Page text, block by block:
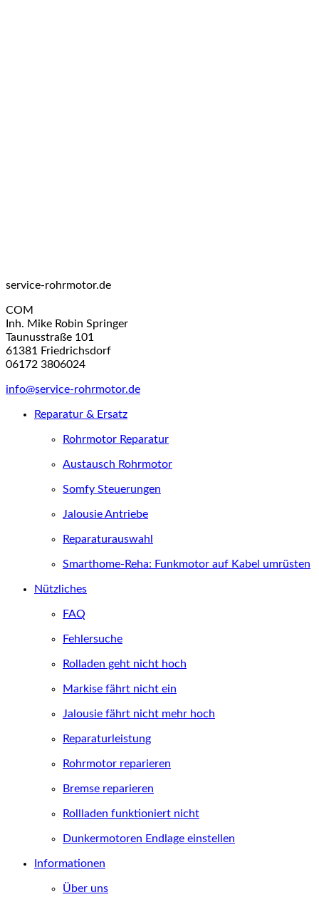
service-rohrmotor.de
COM
Inh. Mike Robin Springer
Taunusstraße 101
61381 Friedrichsdorf
06172 3806024
info@service-rohrmotor.de
Reparatur & Ersatz
Rohrmotor Reparatur
Austausch Rohrmotor
Somfy Steuerungen
Jalousie Antriebe
Reparaturauswahl
Smarthome-Reha: Funkmotor auf Kabel umrüsten
Nützliches
FAQ
Fehlersuche
Rolladen geht nicht hoch
Markise fährt nicht ein
Jalousie fährt nicht mehr hoch
Reparaturleistung
Rohrmotor reparieren
Bremse reparieren
Rollladen funktioniert nicht
Dunkermotoren Endlage einstellen
Informationen
Über uns